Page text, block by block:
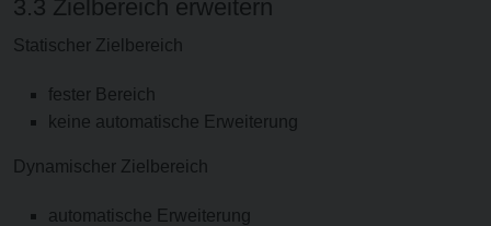
3.3 Zielbereich erweitern
Statischer Zielbereich
fester Bereich
keine automatische Erweiterung
Dynamischer Zielbereich
automatische Erweiterung